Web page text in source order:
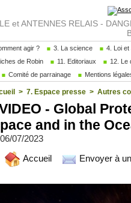
et ANTENNES RELAIS -
agir ? 3. La science 4. Loi et
de Robin 11. Editoriaux 12. Le
Comité de parrainage Mentions
> 7. Espace presse > Autres
- Global
and in the
07/2023
Accueil
Envoyer à